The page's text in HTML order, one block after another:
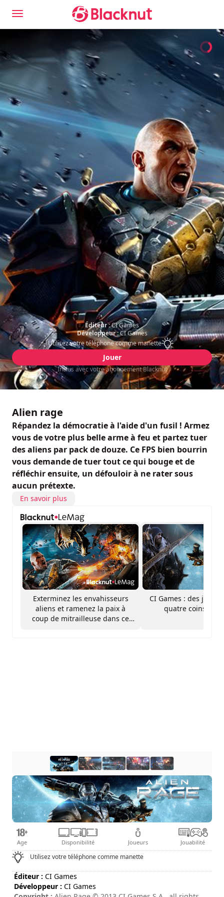
Éditeur :CI Games
Développeur :CI Games
Utilisez votre téléphone comme manette
Jouer
Inclus avec votre abonnement Blacknut
Alien rage
Répandez la démocratie à l'aide d'un fusil ! Armez
vous de votre plus belle arme à feu et partez tuer
des aliens par pack de douze. Ce FPS bien bourrin
vous demande de tuer tout ce qui bouge et de
réfléchir ensuite, un défouloir à ne rater sous
aucun prétexte.
En savoir plus
Exterminez les envahisseurs
aliens et ramenez la paix à
coup de mitrailleuse dans ce
CI Games : des jeux
quatre coins
Age Disponibilité Joueurs Jouabilité
Utilisez votre téléphone comme manette
Éditeur : CI Games
Développeur : CI Games